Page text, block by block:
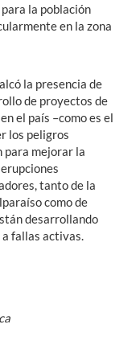
la población
en la zona
la presencia de
de proyectos de
el país –como es el
los peligros
para mejorar la
tanto de la
como de
desarrollando
fallas activas.